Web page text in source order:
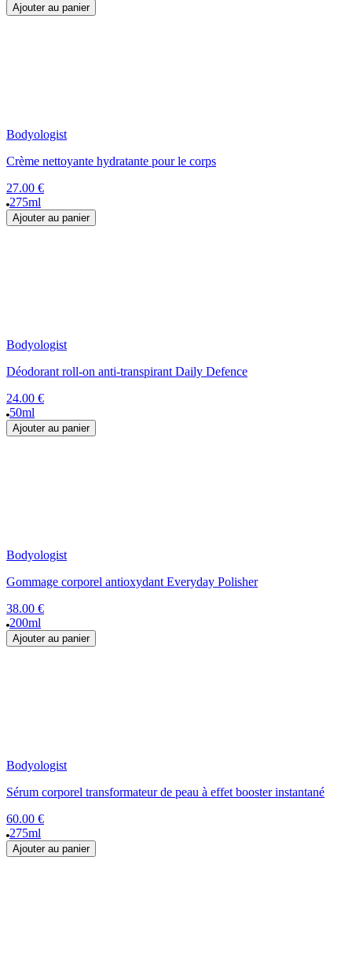
Ajouter au panier
Bodyologist
Crème nettoyante hydratante pour le corps
27.00 €
275ml
Ajouter au panier
Bodyologist
Déodorant roll-on anti-transpirant Daily Defence
24.00 €
50ml
Ajouter au panier
Bodyologist
Gommage corporel antioxydant Everyday Polisher
38.00 €
200ml
Ajouter au panier
Bodyologist
Sérum corporel transformateur de peau à effet booster instantané
60.00 €
275ml
Ajouter au panier